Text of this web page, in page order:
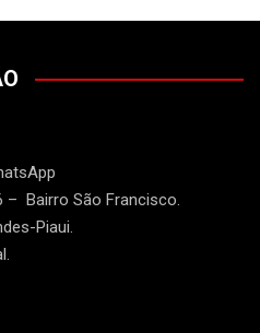
– Bairro São Francisco.
Piaui.